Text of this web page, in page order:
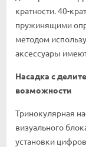
кратности. 40-
пружинящими
методом
аксессуары
Насадка с
возможности
Тринокулярная
визуального
установки